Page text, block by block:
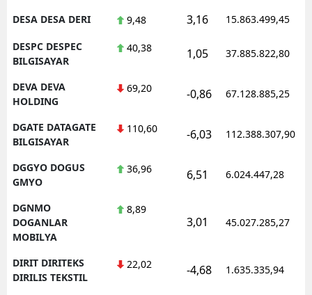
DESA DESA DERI 9,48 3,16 15.863.499,45
DESPC DESPEC
BILGISAYAR
40,38 1,05 37.885.822,80
DEVA DEVA
HOLDING
69,20 -0,86 67.128.885,25
DGATE DATAGATE
BILGISAYAR
110,60 -6,03 112.388.307,90
DGGYO DOGUS
GMYO
36,96 6,51 6.024.447,28
DGNMO
DOGANLAR
MOBILYA
8,89
3,01 45.027.285,27
DIRIT DIRITEKS
DIRILIS TEKSTIL
22,02 -4,68 1.635.335,94